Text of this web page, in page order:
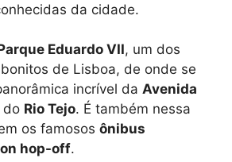
da cidade.
Eduardo VII, um dos
de Lisboa, de onde se
incrível da Avenida
do Rio Tejo. É também nessa
os famosos ônibus
hop-off.